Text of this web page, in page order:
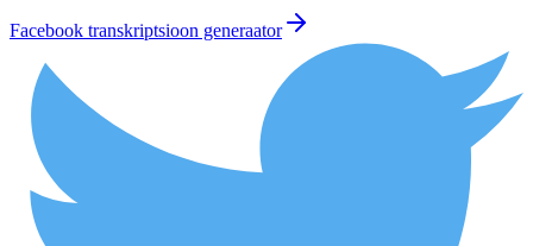
Facebook transkriptsioon generaator